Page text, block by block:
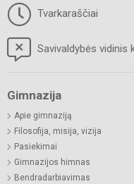
Tvarkaraščiai
Savivaldybės vidinis
Gimnazija
Apie gimnaziją
Filosofija, misija, vizija
Pasiekimai
Gimnazijos himnas
Bendradarbiavimas